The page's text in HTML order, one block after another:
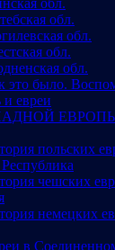
обл.
обл.
обл.
обл.
это было.
и евреи
польских
чешских
немецких
в